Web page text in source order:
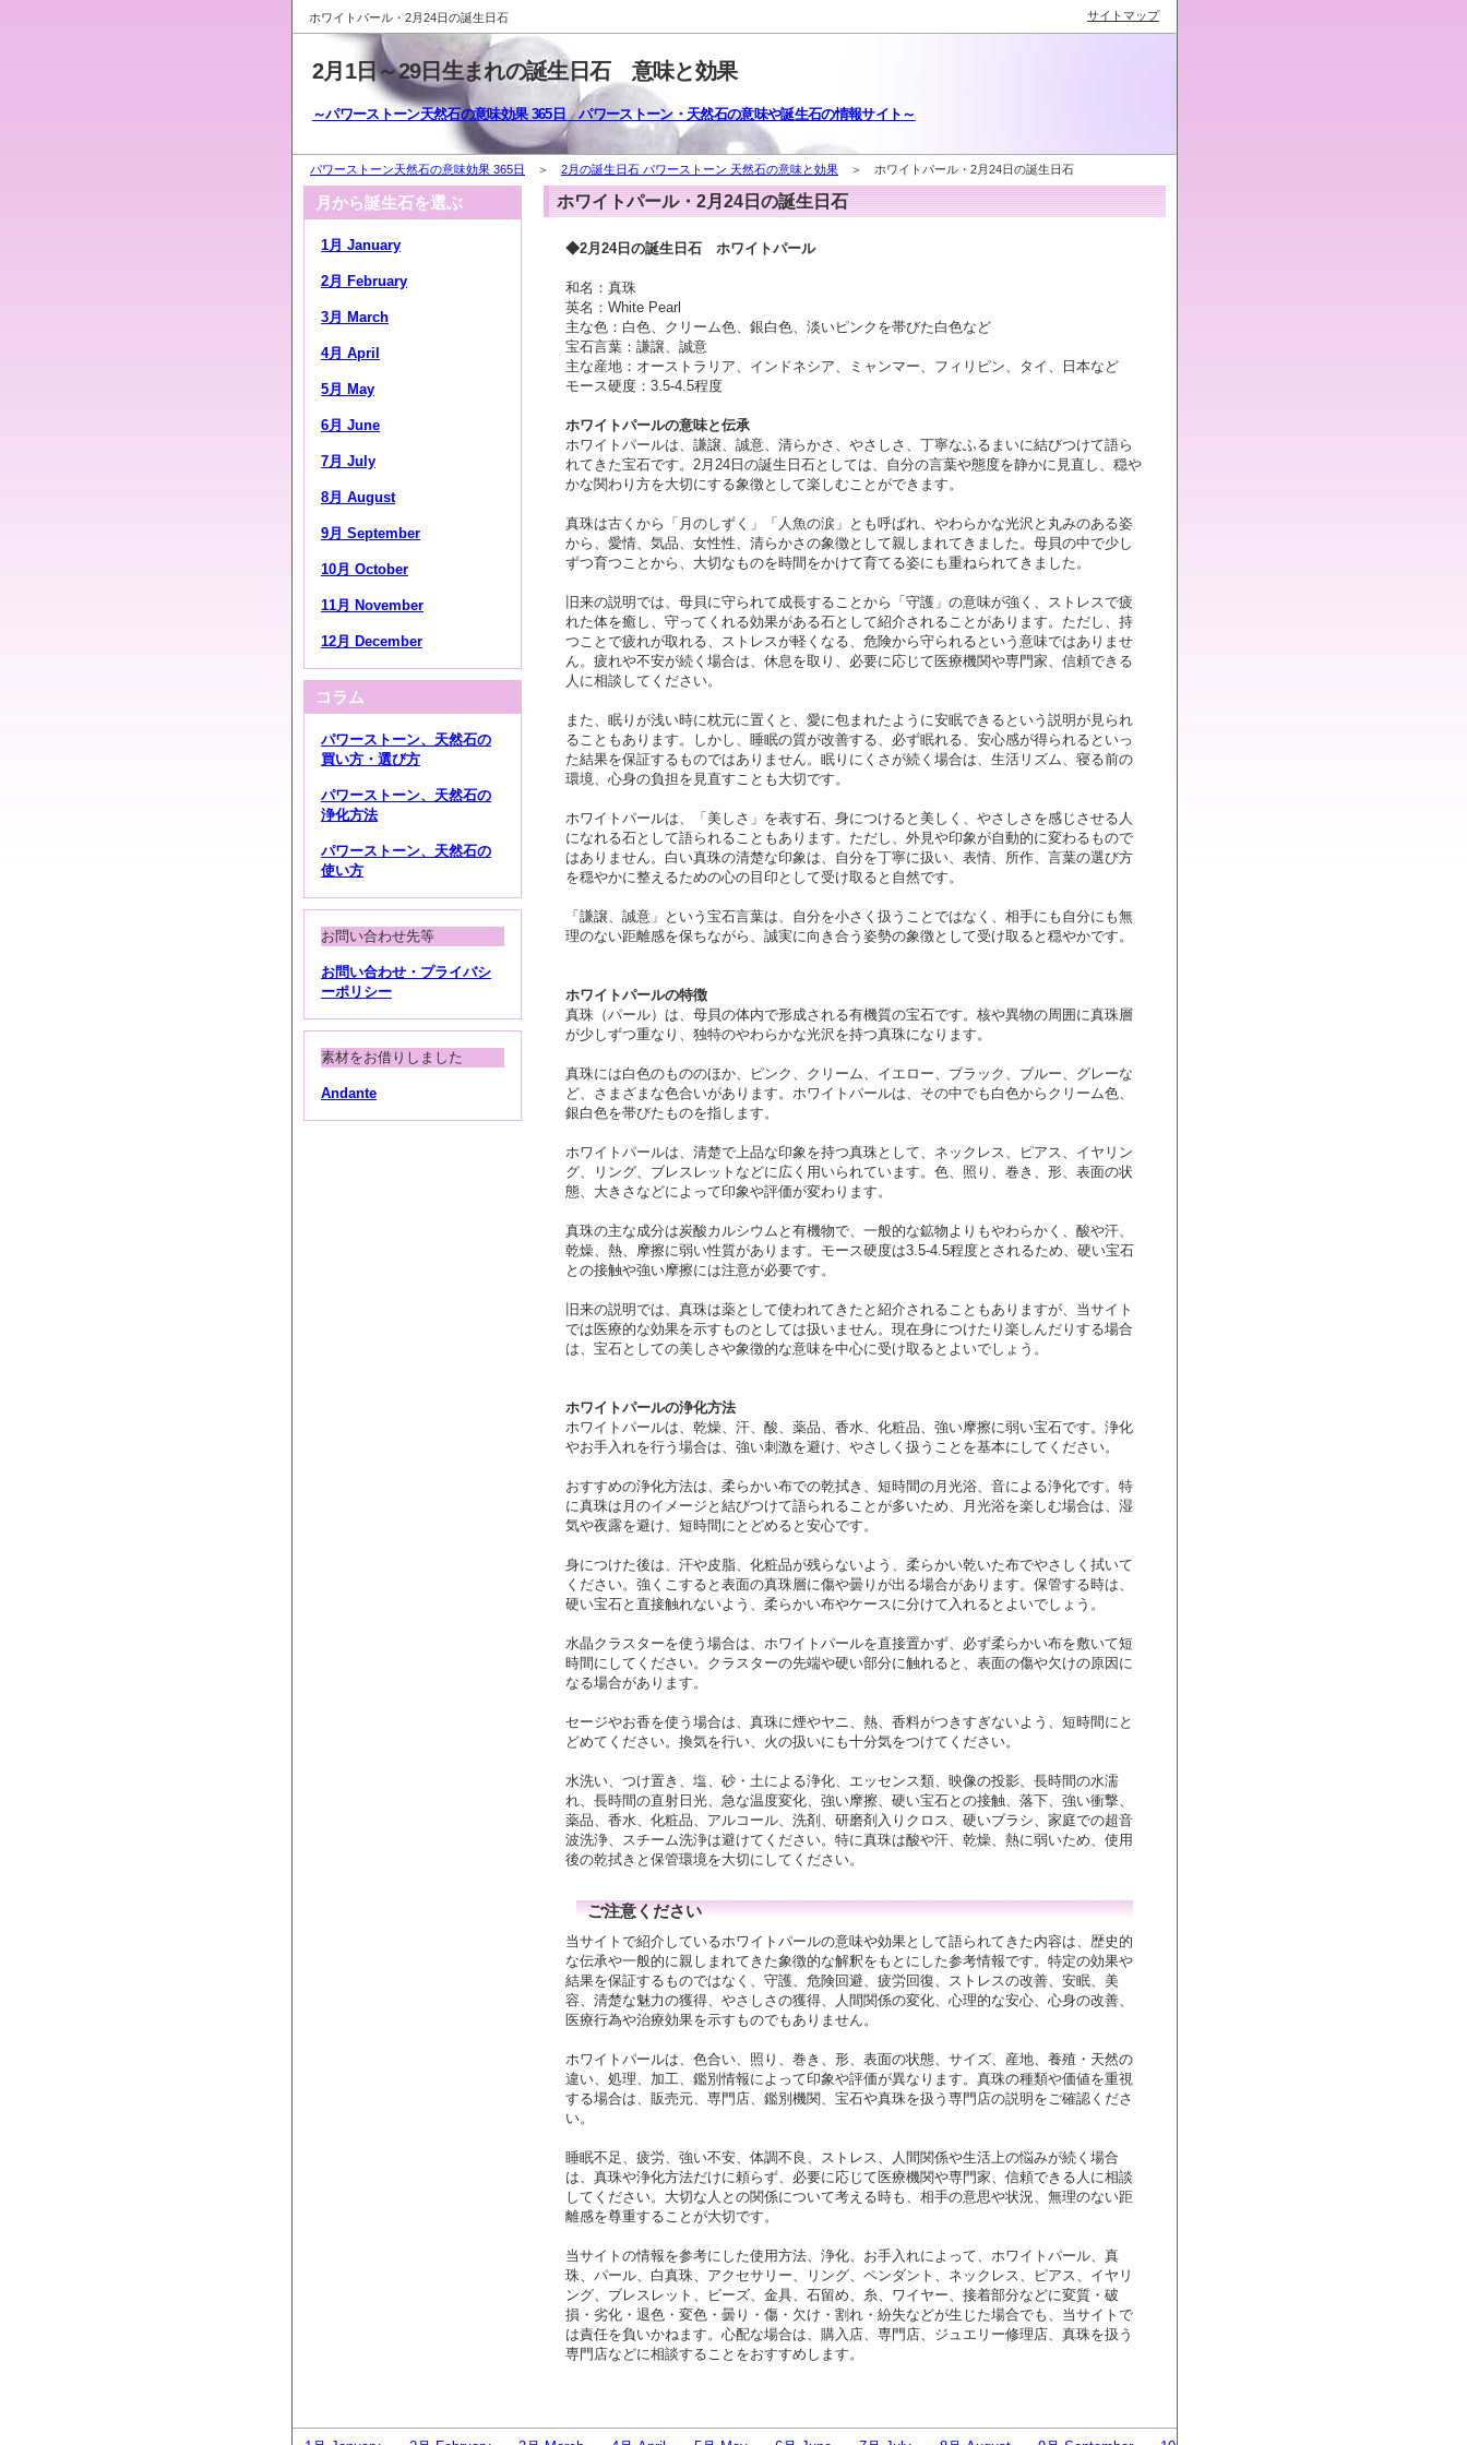
ホワイトパール・2月24日の誕生日石
2月1日～29日生まれの誕生日石 意味と効果
～パワーストーン天然石の意味効果 365日 パワーストーン・天然石の意味や誕生石の情報サイト～
パワーストーン天然石の意味効果 365日 ＞ 2月の誕生日石 パワーストーン 天然石の意味と効果 ＞ ホワイトパール・2月24日の誕生日石
月から誕生石を選ぶ
1月 January
2月 February
3月 March
4月 April
5月 May
6月 June
7月 July
8月 August
9月 September
10月 October
11月 November
12月 December
コラム
パワーストーン、天然石の
買い方・選び方
パワーストーン、天然石の
浄化方法
パワーストーン、天然石の
使い方
お問い合わせ先等
お問い合わせ・プライバシ
ーポリシー
素材をお借りしました
Andante
ホワイトパール・2月24日の誕生日石
◆2月24日の誕生日石 ホワイトパール
和名：真珠
英名：White Pearl
主な色：白色、クリーム色、銀白色、淡いピンクを帯びた白色など
宝石言葉：謙譲、誠意
主な産地：オーストラリア、インドネシア、ミャンマー、フィリピン、タイ、日本など
モース硬度：3.5-4.5程度
ホワイトパールの意味と伝承
ホワイトパールは、謙譲、誠意、清らかさ、やさしさ、丁寧なふるまいに結びつけて語ら
れてきた宝石です。2月24日の誕生日石としては、自分の言葉や態度を静かに見直し、穏や
かな関わり方を大切にする象徴として楽しむことができます。
真珠は古くから「月のしずく」「人魚の涙」とも呼ばれ、やわらかな光沢と丸みのある姿
から、愛情、気品、女性性、清らかさの象徴として親しまれてきました。母貝の中で少し
ずつ育つことから、大切なものを時間をかけて育てる姿にも重ねられてきました。
旧来の説明では、母貝に守られて成長することから「守護」の意味が強く、ストレスで疲
れた体を癒し、守ってくれる効果がある石として紹介されることがあります。ただし、持
つことで疲れが取れる、ストレスが軽くなる、危険から守られるという意味ではありませ
ん。疲れや不安が続く場合は、休息を取り、必要に応じて医療機関や専門家、信頼できる
人に相談してください。
また、眠りが浅い時に枕元に置くと、愛に包まれたように安眠できるという説明が見られ
ることもあります。しかし、睡眠の質が改善する、必ず眠れる、安心感が得られるといっ
た結果を保証するものではありません。眠りにくさが続く場合は、生活リズム、寝る前の
環境、心身の負担を見直すことも大切です。
ホワイトパールは、「美しさ」を表す石、身につけると美しく、やさしさを感じさせる人
になれる石として語られることもあります。ただし、外見や印象が自動的に変わるもので
はありません。白い真珠の清楚な印象は、自分を丁寧に扱い、表情、所作、言葉の選び方
を穏やかに整えるための心の目印として受け取ると自然です。
「謙譲、誠意」という宝石言葉は、自分を小さく扱うことではなく、相手にも自分にも無
理のない距離感を保ちながら、誠実に向き合う姿勢の象徴として受け取ると穏やかです。
ホワイトパールの特徴
真珠（パール）は、母貝の体内で形成される有機質の宝石です。核や異物の周囲に真珠層
が少しずつ重なり、独特のやわらかな光沢を持つ真珠になります。
真珠には白色のもののほか、ピンク、クリーム、イエロー、ブラック、ブルー、グレーな
ど、さまざまな色合いがあります。ホワイトパールは、その中でも白色からクリーム色、
銀白色を帯びたものを指します。
ホワイトパールは、清楚で上品な印象を持つ真珠として、ネックレス、ピアス、イヤリン
グ、リング、ブレスレットなどに広く用いられています。色、照り、巻き、形、表面の状
態、大きさなどによって印象や評価が変わります。
真珠の主な成分は炭酸カルシウムと有機物で、一般的な鉱物よりもやわらかく、酸や汗、
乾燥、熱、摩擦に弱い性質があります。モース硬度は3.5-4.5程度とされるため、硬い宝石
との接触や強い摩擦には注意が必要です。
旧来の説明では、真珠は薬として使われてきたと紹介されることもありますが、当サイト
では医療的な効果を示すものとしては扱いません。現在身につけたり楽しんだりする場合
は、宝石としての美しさや象徴的な意味を中心に受け取るとよいでしょう。
ホワイトパールの浄化方法
ホワイトパールは、乾燥、汗、酸、薬品、香水、化粧品、強い摩擦に弱い宝石です。浄化
やお手入れを行う場合は、強い刺激を避け、やさしく扱うことを基本にしてください。
おすすめの浄化方法は、柔らかい布での乾拭き、短時間の月光浴、音による浄化です。特
に真珠は月のイメージと結びつけて語られることが多いため、月光浴を楽しむ場合は、湿
気や夜露を避け、短時間にとどめると安心です。
身につけた後は、汗や皮脂、化粧品が残らないよう、柔らかい乾いた布でやさしく拭いて
ください。強くこすると表面の真珠層に傷や曇りが出る場合があります。保管する時は、
硬い宝石と直接触れないよう、柔らかい布やケースに分けて入れるとよいでしょう。
水晶クラスターを使う場合は、ホワイトパールを直接置かず、必ず柔らかい布を敷いて短
時間にしてください。クラスターの先端や硬い部分に触れると、表面の傷や欠けの原因に
なる場合があります。
セージやお香を使う場合は、真珠に煙やヤニ、熱、香料がつきすぎないよう、短時間にと
どめてください。換気を行い、火の扱いにも十分気をつけてください。
水洗い、つけ置き、塩、砂・土による浄化、エッセンス類、映像の投影、長時間の水濡
れ、長時間の直射日光、急な温度変化、強い摩擦、硬い宝石との接触、落下、強い衝撃、
薬品、香水、化粧品、アルコール、洗剤、研磨剤入りクロス、硬いブラシ、家庭での超音
波洗浄、スチーム洗浄は避けてください。特に真珠は酸や汗、乾燥、熱に弱いため、使用
後の乾拭きと保管環境を大切にしてください。
ご注意ください
当サイトで紹介しているホワイトパールの意味や効果として語られてきた内容は、歴史的
な伝承や一般的に親しまれてきた象徴的な解釈をもとにした参考情報です。特定の効果や
結果を保証するものではなく、守護、危険回避、疲労回復、ストレスの改善、安眠、美
容、清楚な魅力の獲得、やさしさの獲得、人間関係の変化、心理的な安心、心身の改善、
医療行為や治療効果を示すものでもありません。
ホワイトパールは、色合い、照り、巻き、形、表面の状態、サイズ、産地、養殖・天然の
違い、処理、加工、鑑別情報によって印象や評価が異なります。真珠の種類や価値を重視
する場合は、販売元、専門店、鑑別機関、宝石や真珠を扱う専門店の説明をご確認くださ
い。
睡眠不足、疲労、強い不安、体調不良、ストレス、人間関係や生活上の悩みが続く場合
は、真珠や浄化方法だけに頼らず、必要に応じて医療機関や専門家、信頼できる人に相談
してください。大切な人との関係について考える時も、相手の意思や状況、無理のない距
離感を尊重することが大切です。
当サイトの情報を参考にした使用方法、浄化、お手入れによって、ホワイトパール、真
珠、パール、白真珠、アクセサリー、リング、ペンダント、ネックレス、ピアス、イヤリ
ング、ブレスレット、ビーズ、金具、石留め、糸、ワイヤー、接着部分などに変質・破
損・劣化・退色・変色・曇り・傷・欠け・割れ・紛失などが生じた場合でも、当サイトで
は責任を負いかねます。心配な場合は、購入店、専門店、ジュエリー修理店、真珠を扱う
専門店などに相談することをおすすめします。
サイトマップ